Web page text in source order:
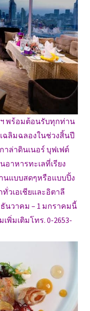
ฯ พร้อมต้อนรับทุกท่าน
ฉลิมฉลองในช่วงสิ้นปี
ล่าดินเนอร์ บุฟเฟต์
อาหารทะเลที่เรียง
นแบบสดๆหรือแบบปิ้ง
วเอเชียและอิตาลี
นวาคม – 1 มกราคมนี้
พิ่มเติมโทร. 0-2653-